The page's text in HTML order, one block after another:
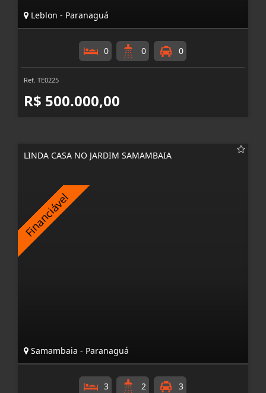
Leblon - Paranaguá
0 0 0
Ref. TE0225
R$ 500.000,00
LINDA CASA NO JARDIM SAMAMBAIA
Samambaia - Paranaguá
3 2 3